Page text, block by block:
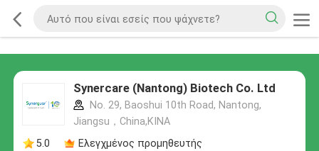
Synercare (Nantong) Biotech Co. Ltd
No. 29, Baoshui 10th Road, Nantong,
Jiangsu，China,ΚΙΝΑ
5.0
Ελεγχμένος προμηθευτής